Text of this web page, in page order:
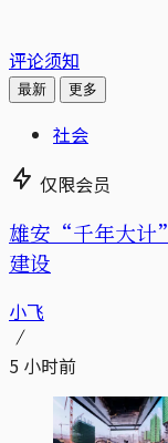
评论须知
最新 更多
社会
仅限会员
雄安“千年大计
建设
小飞
5 小时前